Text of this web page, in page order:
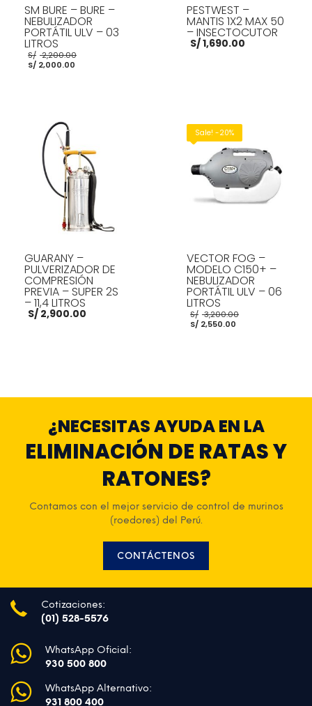
SM BURE – BURE –
NEBULIZADOR
PORTÁTIL ULV – 03
LITROS
S/ 2,200.00
S/ 2,000.00
AÑADIR AL CARRITO
PESTWEST –
MANTIS 1X2 MAX 50
– INSECTOCUTOR
S/1,690.00
GUARANY –
PULVERIZADOR DE
COMPRESIÓN
PREVIA – SUPER 2S
– 11,4 LITROS
S/ 2,900.00
Sale! -20%
VECTOR FOG –
MODELO C150+ –
NEBULIZADOR
PORTÁTIL ULV – 06
LITROS
S/ 3,200.00
S/2,550.00
¿NECESITAS AYUDA EN LA
ELIMINACIÓN DE RATAS Y
RATONES?
Contamos con el mejor servicio de control de murinos
(roedores) del Perú.
CONTÁCTENOS
Cotizaciones:
(01) 528-5576
WhatsApp Oficial:
930 500 800
WhatsApp Alternativo:
931 800 400